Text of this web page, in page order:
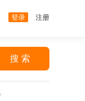
登录 注册
搜 索